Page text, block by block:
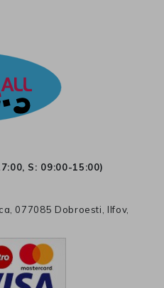
S: 09:00-15:00)
077085 Dobroesti, Ilfov,